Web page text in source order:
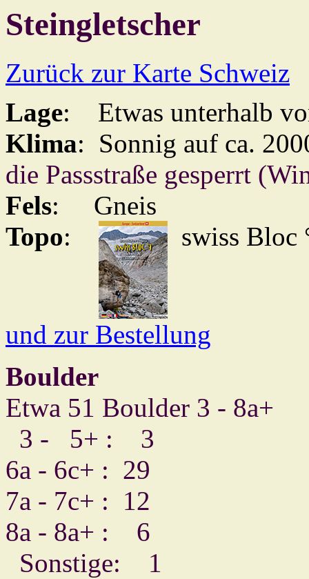
Steingletscher
Zurück zur Karte Schweiz
Lage: Etwas unterhalb
Klima: Sonnig auf ca.
die Passstraße gesperrt
Fels: Gneis
Topo: swiss Bloc
und zur Bestellung
Boulder
Etwa 51 Boulder 3 - 8a+
3 - 5+ : 3
6a - 6c+ : 29
7a - 7c+ : 12
8a - 8a+ : 6
Sonstige: 1